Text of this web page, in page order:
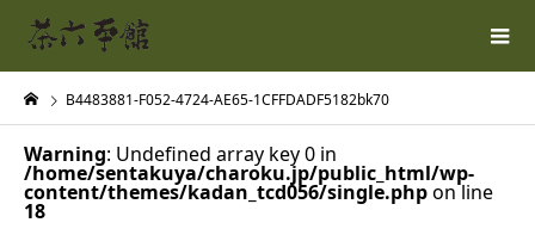
B4483881-F052-4724-AE65-1CFFDADF5182bk70
Warning: Undefined array key 0 in
/home/sentakuya/charoku.jp/public_html/wp-
content/themes/kadan_tcd056/single.phpon line
18